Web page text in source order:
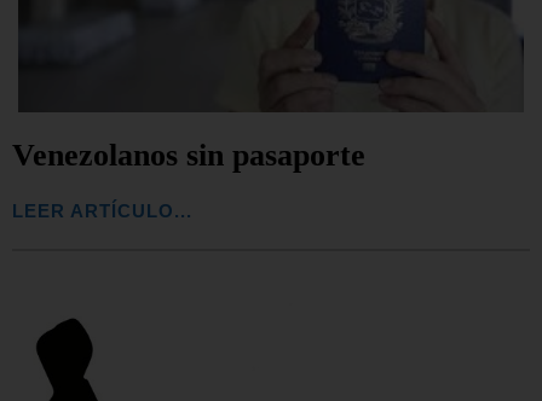
Venezolanos sin pasaporte
LEER ARTÍCULO...